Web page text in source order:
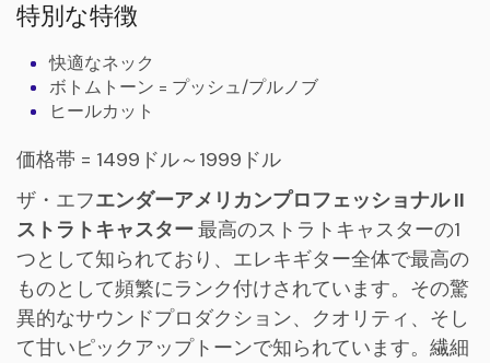
特別な特徴
快適なネック
ボトムトーン = プッシュ/プルノブ
ヒールカット
価格帯 = 1499ドル～1999ドル
ザ・エフエンダーアメリカンプロフェッショナル II
ストラトキャスター最高のストラトキャスターの1
つとして知られており、エレキギター全体で最高の
ものとして頻繁にランク付けされています。その驚
異的なサウンドプロダクション、クオリティ、そし
て甘いピックアップトーンで知られています。繊細